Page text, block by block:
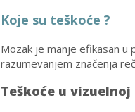
Koje su teškoće ?
Mozak je manje efikasan u
razumevanjem značenja
Teškoće u